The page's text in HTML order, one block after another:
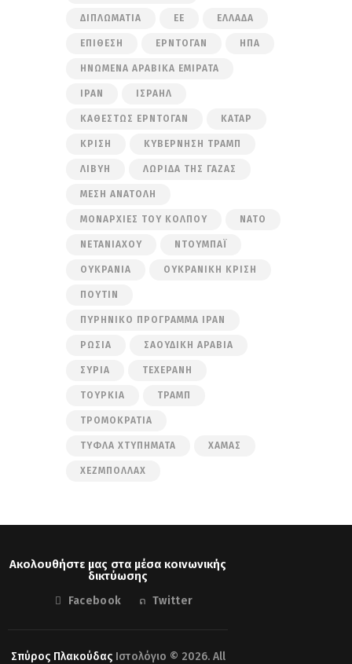
ΔΙΠΛΩΜΑΤΊΑ ΕΕ ΕΛΛΆΔΑ
ΕΠΊΘΕΣΗ ΕΡΝΤΟΓΆΝ ΗΠΑ
ΗΝΩΜΈΝΑ ΑΡΑΒΙΚΆ ΕΜΙΡΆΤΑ
ΙΡΆΝ ΙΣΡΑΉΛ
ΚΑΘΕΣΤΏΣ ΕΡΝΤΟΓΆΝ ΚΑΤΆΡ
ΚΡΊΣΗ ΚΥΒΈΡΝΗΣΗ ΤΡΑΜΠ
ΛΙΒΎΗ ΛΩΡΊΔΑ ΤΗΣ ΓΆΖΑΣ
ΜΈΣΗ ΑΝΑΤΟΛΉ
ΜΟΝΑΡΧΊΕΣ ΤΟΥ ΚΌΛΠΟΥ ΝΑΤΟ
ΝΕΤΑΝΙΆΧΟΥ ΝΤΟΥΜΠΆΙ
ΟΥΚΡΑΝΊΑ ΟΥΚΡΑΝΙΚΉ ΚΡΊΣΗ
ΠΟΎΤΙΝ
ΠΥΡΗΝΙΚΌ ΠΡΌΓΡΑΜΜΑ ΙΡΆΝ
ΡΩΣΊΑ ΣΑΟΥΔΙΚΉ ΑΡΑΒΊΑ
ΣΥΡΊΑ ΤΕΧΕΡΆΝΗ
ΤΟΥΡΚΊΑ ΤΡΑΜΠ
ΤΡΟΜΟΚΡΑΤΊΑ
ΤΥΦΛΆ ΧΤΥΠΉΜΑΤΑ ΧΑΜΆΣ
ΧΕΖΜΠΟΛΛΆΧ
Ακολουθήστε μας στα μέσα κοινωνικής
δικτύωσης
Facebook Twitter
Σπύρος ΠλακούδαςΙστολόγιο © 2026. All